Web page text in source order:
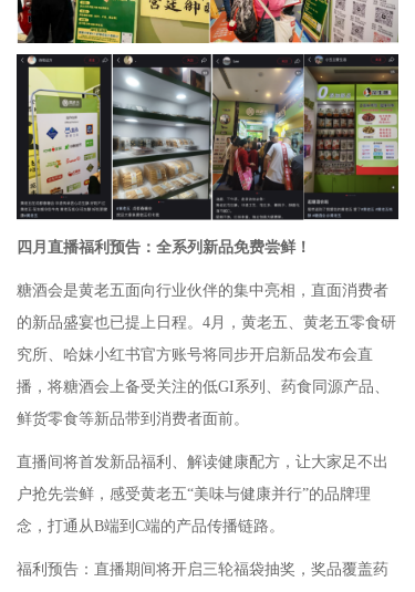
四月直播福利预告：全系列新品免费尝鲜！
糖酒会是黄老五面向行业伙伴的集中亮相，直面消费者
的新品盛宴也已提上日程。4月，黄老五、黄老五零食研
究所、哈妹小红书官方账号将同步开启新品发布会直
播，将糖酒会上备受关注的低GI系列、药食同源产品、
鲜货零食等新品带到消费者面前。
直播间将首发新品福利、解读健康配方，让大家足不出
户抢先尝鲜，感受黄老五“美味与健康并行”的品牌理
念，打通从B端到C端的产品传播链路。
福利预告：直播期间将开启三轮福袋抽奖，奖品覆盖药